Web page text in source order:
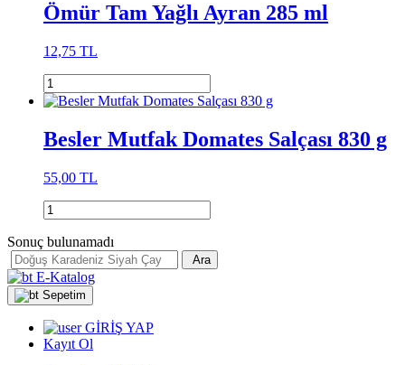
Ömür Tam Yağlı Ayran 285 ml
12,75 TL
Besler Mutfak Domates Salçası 830 g
55,00 TL
Sonuç bulunamadı
Ara
E-Katalog
Sepetim
GİRİŞ YAP
Kayıt Ol